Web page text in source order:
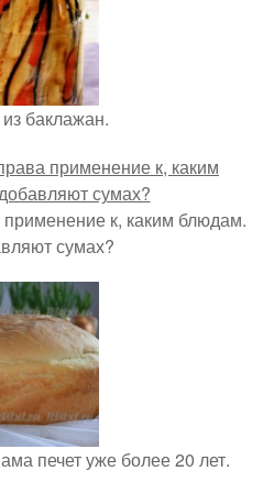
баклажан.
к, каким блюдам.
сумах?
печет уже более 20 лет.